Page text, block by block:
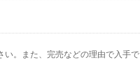
。また、完売などの理由で入手で